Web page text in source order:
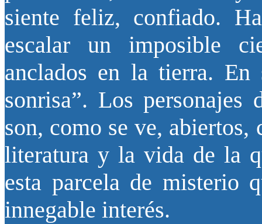
siente feliz, confiado.
escalar un imposible
anclados en la tierra.
sonrisa”. Los personajes
son, como se ve,
literatura y la vida de la
esta parcela de misterio
innegable interés.